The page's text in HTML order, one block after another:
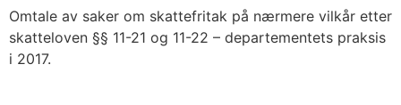
Omtale av saker om skattefritak på nærmere vilkår etter
skatteloven §§ 11-21 og 11-22 – departementets praksis
i 2017.